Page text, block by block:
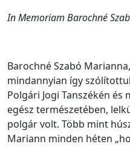
In Memoriam Barochné
Barochné Szabó
mindannyian így
Polgári Jogi Tanszékén
egész természetében,
polgár volt. Több mint
Mariann minden héten